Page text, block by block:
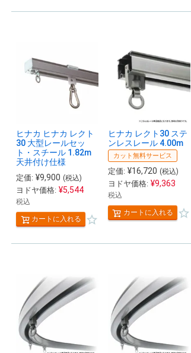
ヒナカ ヒナカ レクト
30 大型レールセッ
ト・スチール 1.82m
天井付け仕様
定価: ¥9,900 (税込)
ヨドヤ価格: ¥5,544
税込
カートに入れる
ヒナカ レクト30 ステ
ンレスレール 4.00m
カット無料サービス
定価: ¥16,720 (税込)
ヨドヤ価格: ¥9,363
税込
カートに入れる